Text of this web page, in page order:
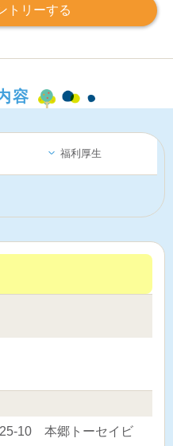
トリーする
容
福利厚生
10 本郷トーセイビ